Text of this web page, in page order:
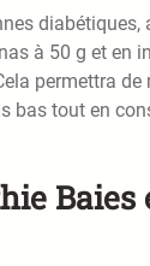
diabétiques,
à 50 g et en
permettra
bas tout en
Baies